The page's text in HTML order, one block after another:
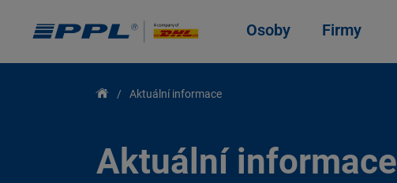
Osoby Firmy
Aktuální informace
Aktuální informace